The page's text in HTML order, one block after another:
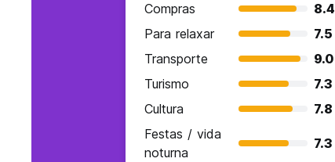
Compras
8.4
Para relaxar
7.5
Transporte
9.0
Turismo
7.3
Cultura
7.8
Festas / vida
noturna
7.3